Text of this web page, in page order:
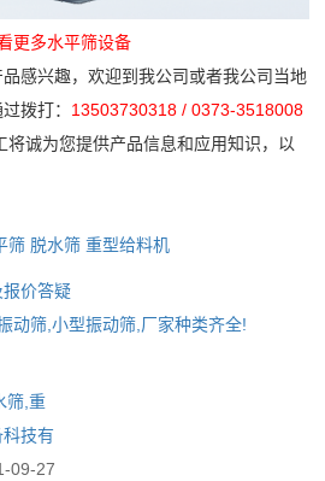
更多水平筛设备
感兴趣，欢迎到我公司或者我公司当地
拨打： 13503730318 / 0373-3518008
将诚为您提供产品信息和应用知识，以
筛 脱水筛 重型给料机
价答疑
动筛,小型振动筛,厂家种类齐全!
筛,重
技有
09-27